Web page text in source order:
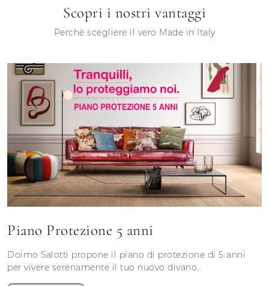
Scopri i nostri vantaggi
Perchè scegliere il vero Made in Italy
Piano Protezione 5 anni
Doimo Salotti propone il piano di protezione di 5 anni
per vivere serenamente il tuo nuovo divano.